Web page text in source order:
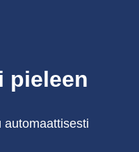
pieleen
automaattisesti